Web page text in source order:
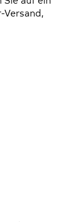
Versand,